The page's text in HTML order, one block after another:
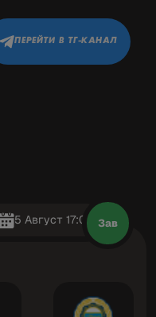
ПЕРЕЙТИ В ТГ-КАНАЛ
5 Август 17:00 Зав